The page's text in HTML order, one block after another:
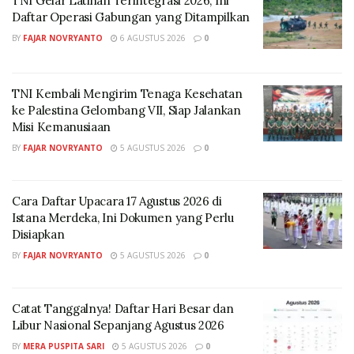
Rahmad mengungkapkan, formula baru NPK Nitrat
produksi Pupuk Kujang ini menjadi produk pupuk
negeri. Selama ini pupuk berbasis nitrat yang dipakai
petani hortikultura semuanya diperoleh dari impor
dengan total sekitar 350 ribu ton dalam setahun secara
nasional.
juga inputnya. Bayangkan jika outputnya naik tapi
semua inputnya impor, ketahanan pangan pun kurang
kuat. Inovasi ini bukti nyata keinginan kita untuk
berkontribusi secara aktif, dan terus memastikan
nasional,” tandasnya.
Di tempat yang sama, Direktur Utama PT Pupuk
Daftar Operasi Gabungan yang Ditampilkan
BY FAJAR NOVRYANTO 6 AGUSTUS 2026 0
TNI Kembali Mengirim Tenaga Kesehatan
ke Palestina Gelombang VII, Siap Jalankan
Misi Kemanusiaan
BY FAJAR NOVRYANTO 5 AGUSTUS 2026 0
Cara Daftar Upacara 17 Agustus 2026 di
Istana Merdeka, Ini Dokumen yang Perlu
Disiapkan
BY FAJAR NOVRYANTO 5 AGUSTUS 2026 0
Catat Tanggalnya! Daftar Hari Besar dan
Libur Nasional Sepanjang Agustus 2026
BY MERA PUSPITA SARI 5 AGUSTUS 2026 0